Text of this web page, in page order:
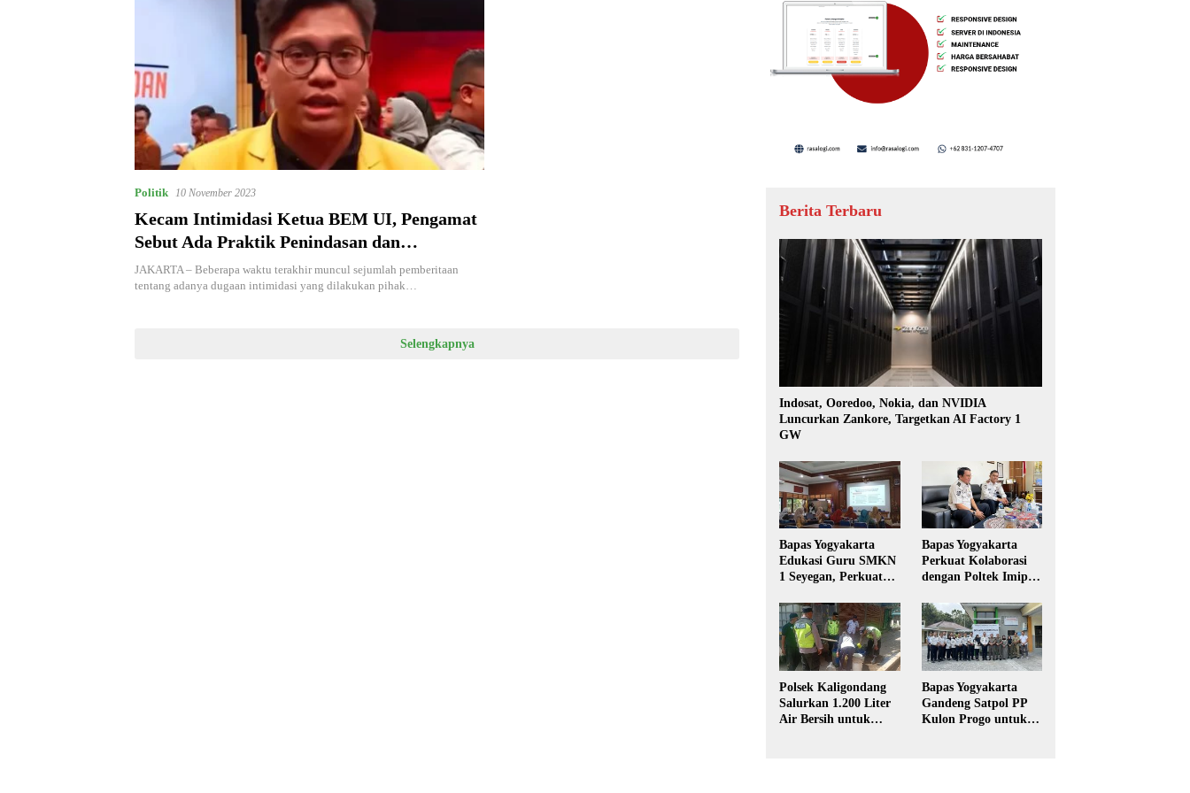
Politik 10 November 2023
Kecam Intimidasi Ketua BEM UI, Pengamat
Sebut Ada Praktik Penindasan dan
Kriminalisasi Opini
JAKARTA – Beberapa waktu terakhir muncul sejumlah pemberitaan
tentang adanya dugaan intimidasi yang dilakukan pihak…
Selengkapnya
Berita Terbaru
Indosat, Ooredoo, Nokia, dan NVIDIA
Luncurkan Zankore, Targetkan AI Factory 1
GW
Bapas Yogyakarta
Edukasi Guru SMKN
1 Seyegan, Perkuat
Hukum di Sekolah
Bapas Yogyakarta
Perkuat Kolaborasi
dengan Poltek Imipas,
Magang Taruna
Polsek Kaligondang
Salurkan 1.200 Liter
Air Bersih untuk
Bapas Yogyakarta
Gandeng Satpol PP
Kulon Progo untuk